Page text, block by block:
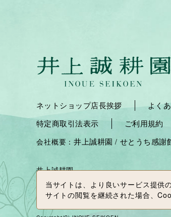
ネットショップ店長挨拶 よく
特定商取引法表示
ご利用規約
会社概要：井上誠耕園 / せとうち感謝
井上誠耕園
当サイトは、より良いサービス提供
サイトの閲覧を継続された場合、